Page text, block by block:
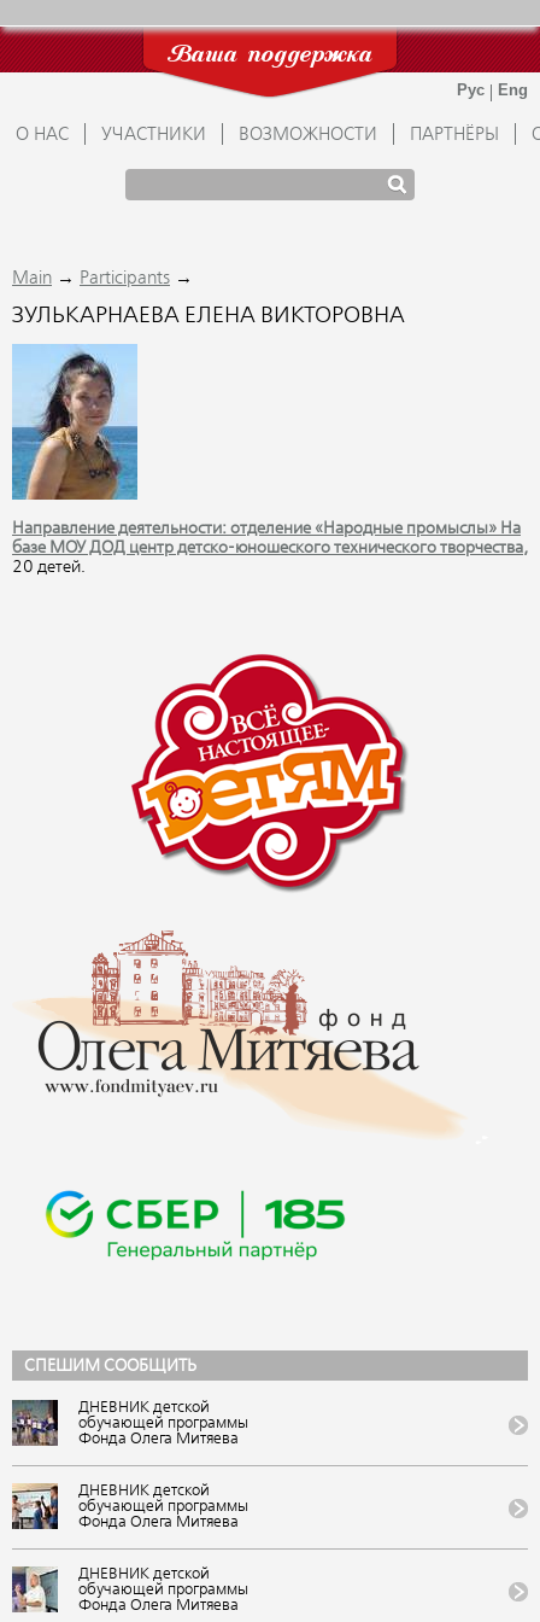
Ваша поддержка
О НАС УЧАСТНИКИ ВОЗМОЖНОСТИ ПАРТНЁРЫ
СПЕШИМ СООБЩИТЬ
ДНЕВНИК детской
обучающей программы
Фонда Олега Митяева
фестивале авторской
музыки и поэзии «U-235.
Новые песни» от проекта
«Школа Росатома» в ВДЦ
«Орленок»
(Краснодарский край).
VIII публикация
ДНЕВНИК детской
обучающей программы
Фонда Олега Митяева
фестивале авторской
музыки и поэзии «U-235.
Новые песни» от проекта
«Школа Росатома» в ВДЦ
«Орленок»
ДНЕВНИК детской
обучающей программы
Фонда Олега Митяева
Main → Participants →
ЗУЛЬКАРНАЕВА ЕЛЕНА ВИКТОРОВНА
Направление деятельности: отделение «Народные промыслы» На
базе МОУ ДОД центр детско-юношеского технического творчества,
20 детей.